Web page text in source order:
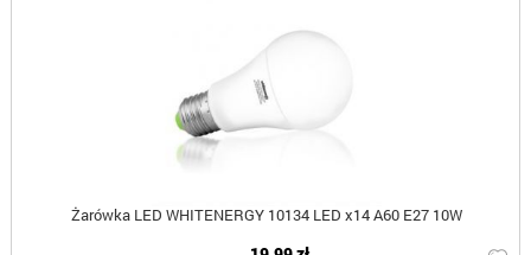
Żarówka LED WHITENERGY 10134 LED x14 A60 E27 10W